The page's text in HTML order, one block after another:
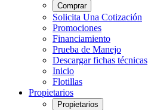
Comprar
Solicita Una Cotización
Promociones
Financiamiento
Prueba de Manejo
Descargar fichas técnicas
Inicio
Flotillas
Propietarios
Propietarios